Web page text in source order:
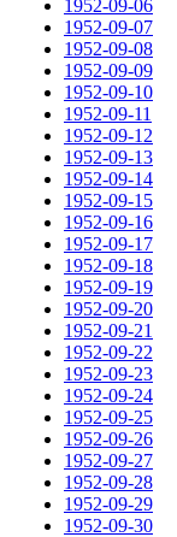
1952-09-06
1952-09-07
1952-09-08
1952-09-09
1952-09-10
1952-09-11
1952-09-12
1952-09-13
1952-09-14
1952-09-15
1952-09-16
1952-09-17
1952-09-18
1952-09-19
1952-09-20
1952-09-21
1952-09-22
1952-09-23
1952-09-24
1952-09-25
1952-09-26
1952-09-27
1952-09-28
1952-09-29
1952-09-30